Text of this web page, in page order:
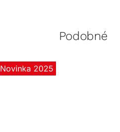
Podobné
Novinka 2025